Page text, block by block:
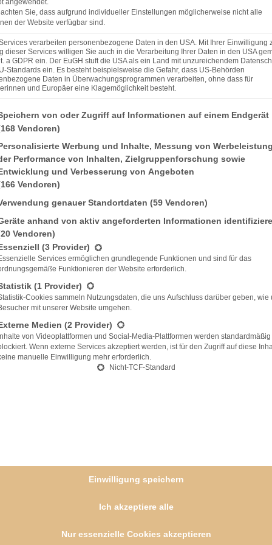
brechen und mit der Butter im
Mandeln, Kakao, 1 Prise Salz, Mehl,
beiseite stellen.
rühren. Dann die trockenen Zutaten
in die vorbereitete Form füllen und
bei 180°C (160 °C Umluft) backen.
auskühlen lassen. Das kann man gut
gepackt aufbewahren.
Einen 18 cm – Tortenring mit
alternativ eine 18er Springform mit Folie
Fruchtfleisch mit einem scharfen Messer
keine Häutchen der Orangen hinein
mit dem Zitronensaft, dem
nehmen und den Likör, sowie die
auflösen und die Fruchtmasse in den
stellen (mindestens 2 – 3 Stunden).
angewendet.
Sie, dass aufgrund individueller Einstellungen möglicherweise nicht alle
der Website verfügbar sind.
verarbeiten personenbezogene Daten in den USA. Mit Ihrer Einwilligung
dieser Services willigen Sie auch in die Verarbeitung Ihrer Daten in den USA
a GDPR ein. Der EuGH stuft die USA als ein Land mit unzureichendem
Standards ein. Es besteht beispielsweise die Gefahr, dass US-Behörden
Daten in Überwachungsprogrammen verarbeiten, ohne dass für
und Europäer eine Klagemöglichkeit besteht.
finden Sie eine Liste der Zwecke des IAB Transparency and Consent Framework
von oder Zugriff auf Informationen auf einem Endgerät
Vendoren)
Werbung und Inhalte, Messung von
Performance von Inhalten, Zielgruppenforschung sowie
und Verbesserung von Angeboten
Vendoren)
genauer Standortdaten (59 Vendoren)
anhand von aktiv angeforderten Informationen
Vendoren)
eine Liste der Service-Gruppen, für die eine Einwilligung erteilt werden kann. Die erste
(3 Provider)
Services ermöglichen grundlegende Funktionen und sind für das
Funktionieren der Website erforderlich.
(1 Provider)
Cookies sammeln Nutzungsdaten, die uns Aufschluss darüber geben, wie
mit unserer Website umgehen.
Medien (2 Provider)
von Videoplattformen und Social-Media-Plattformen werden standardmäßig
Wenn externe Services akzeptiert werden, ist für den Zugriff auf diese
manuelle Einwilligung mehr erforderlich.
Nicht-TCF-Standard
Einwilligung speichern
Ich akzeptiere alle
Nur essenzielle Cookies akzeptieren